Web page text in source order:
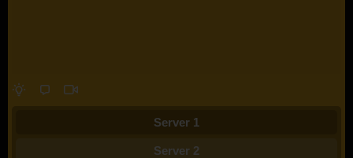
Server 1
Server 2